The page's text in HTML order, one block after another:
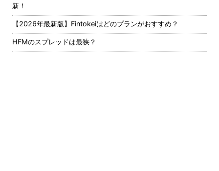
新！
【2026年最新版】Fintokeiはどのプランがおすすめ？
HFMのスプレッドは最狭？